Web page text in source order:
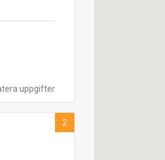
uppgifter
2